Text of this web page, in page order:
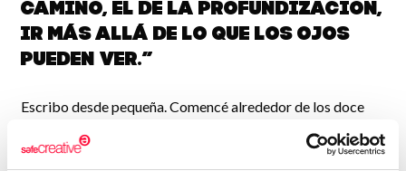
camino, el de la profundización,
ir más allá de lo que los ojos
pueden ver.”
Escribo desde pequeña. Comencé alrededor de los doce
años, luego de haber quedado impactada con la lectura del
libro "El diario de Ana Frank", por lo cual, me construí un